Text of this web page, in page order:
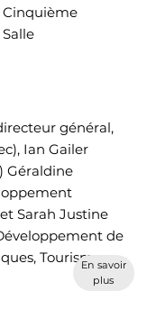
Cinquième
Salle
général,
Ian Gailer
Géraldine
Sarah Justine
de
TourismeEn savoir
plus